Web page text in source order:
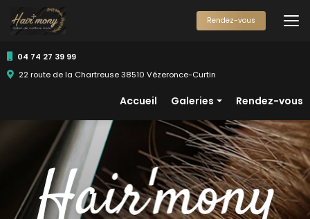
au
contenu
04 74 27 39 99
22 route de la Chartreuse 38510 Vézeronce-Curtin
Accueil
Galeries
Femmes
Hommes
Enfants
Rendez-vous
Rendez-vous